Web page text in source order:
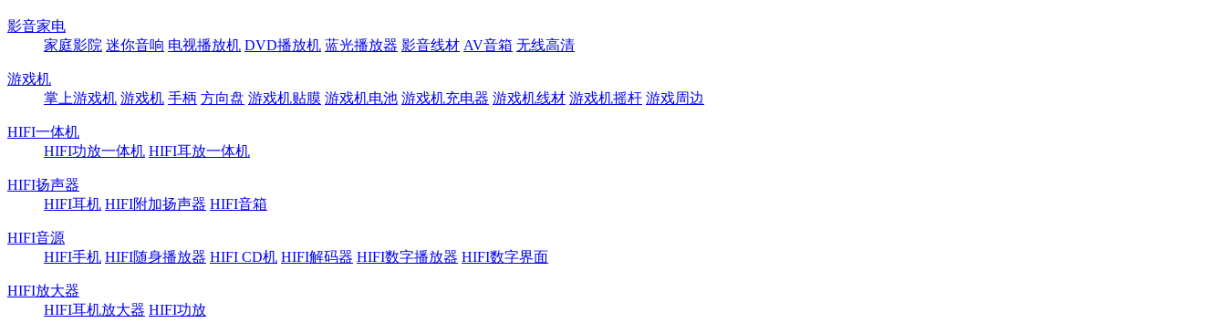
影音家电
家庭影院 迷你音响 电视播放机 DVD播放机 蓝光播放器 影音线材 AV音箱 无线高清
游戏机
掌上游戏机 游戏机 手柄 方向盘 游戏机贴膜 游戏机电池 游戏机充电器 游戏机线材 游戏机摇杆 游戏周边
HIFI一体机
HIFI功放一体机 HIFI耳放一体机
HIFI扬声器
HIFI耳机 HIFI附加扬声器 HIFI音箱
HIFI音源
HIFI手机 HIFI随身播放器 HIFI CD机 HIFI解码器 HIFI数字播放器 HIFI数字界面
HIFI放大器
HIFI耳机放大器 HIFI功放